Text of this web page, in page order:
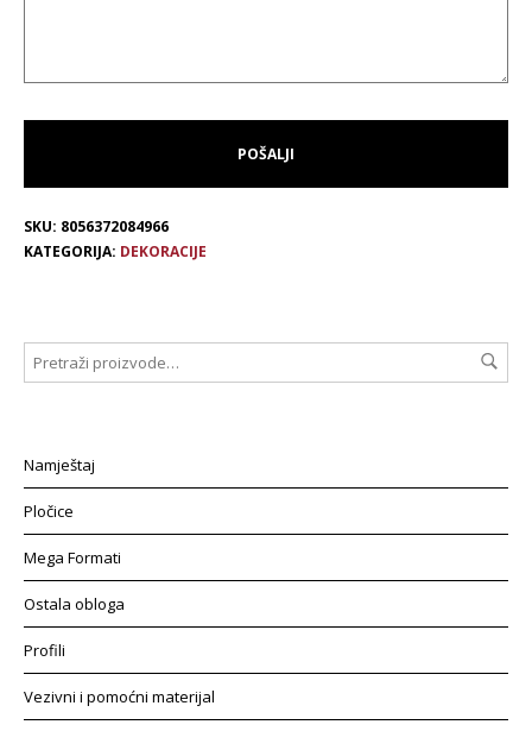
SKU: 8056372084966
KATEGORIJA: DEKORACIJE
Namještaj
Pločice
Mega Formati
Ostala obloga
Profili
Vezivni i pomoćni materijal